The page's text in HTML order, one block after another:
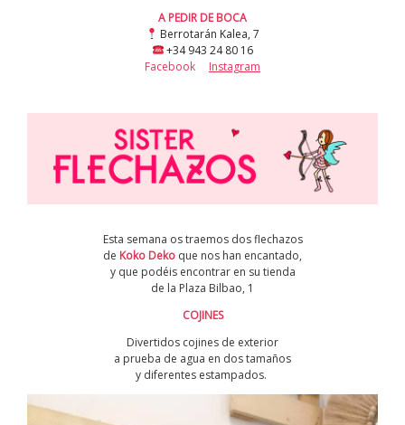
A PEDIR DE BOCA
Berrotarán Kalea, 7
+34 943 24 80 16
Facebook
Instagram
Esta semana os traemos dos flechazos
de Koko Deko que nos han encantado,
y que podéis encontrar en su tienda
de la Plaza Bilbao, 1
COJINES
Divertidos cojines de exterior
a prueba de agua en dos tamaños
y diferentes estampados.